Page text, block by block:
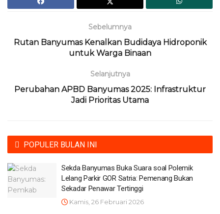
Sebelumnya
Rutan Banyumas Kenalkan Budidaya Hidroponik
untuk Warga Binaan
Selanjutnya
Perubahan APBD Banyumas 2025: Infrastruktur
Jadi Prioritas Utama
POPULER BULAN INI
Sekda Banyumas Buka Suara soal Polemik
Lelang Parkir GOR Satria: Pemenang Bukan
Sekadar Penawar Tertinggi
Kamis, 26 Februari 2026